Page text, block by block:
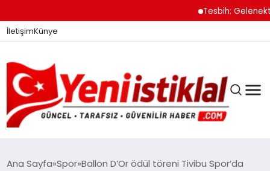
Tesbih: Gelenekten
İletişimKünye
Ana Sayfa Spor Ballon D’Or ödül töreni Tivibu Spor’da